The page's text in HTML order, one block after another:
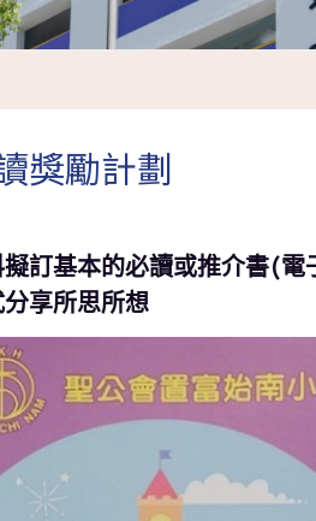
獎勵計劃
訂基本的必讀或推介書(
享所思所想